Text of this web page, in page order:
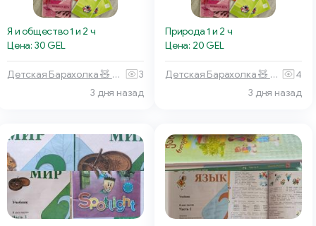
Я и общество 1 и 2 ч
Цена: 30 GEL
Детская Барахолка 🧸 Батуми
3
3 дня назад
Природа 1 и 2 ч
Цена: 20 GEL
Детская Барахолка 🧸 Батуми
4
3 дня назад